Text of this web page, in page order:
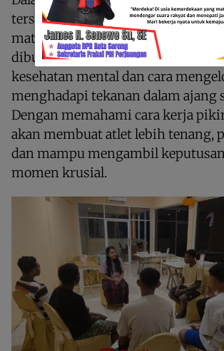
tersebut, Dr. Tenia mengaku
materi ringan namun sangat
dibutuhkan para atlet. Seperti
kesehatan mental dan cara
menghadapi tekanan dalam ajang
Dengan memahami cara kerja
akan membuat atlet lebih tenang,
dan mampu mengambil
momen krusial.